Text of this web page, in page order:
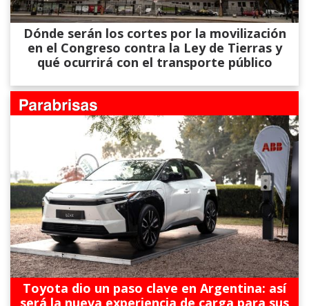
Dónde serán los cortes por la movilización
en el Congreso contra la Ley de Tierras y
qué ocurrirá con el transporte público
Toyota dio un paso clave en Argentina: así
será la nueva experiencia de carga para sus